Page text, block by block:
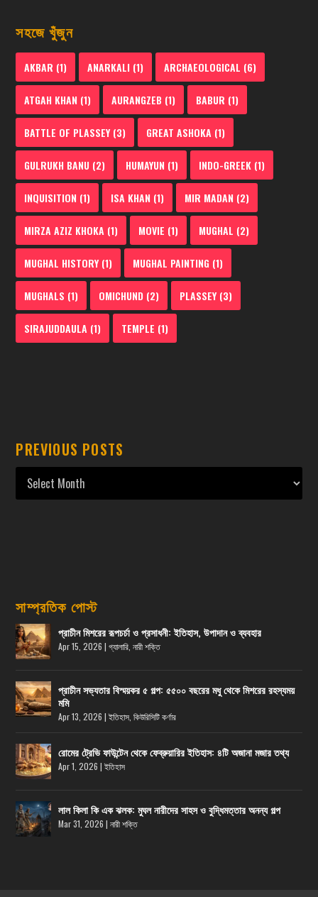
সহজে খুঁজুন
AKBAR (1) ANARKALI (1) ARCHAEOLOGICAL (6)
ATGAH KHAN (1) AURANGZEB (1) BABUR (1)
BATTLE OF PLASSEY(3) GREAT ASHOKA (1)
GULRUKH BANU (2) HUMAYUN (1) INDO-GREEK (1)
INQUISITION (1) ISA KHAN (1) MIR MADAN (2)
MIRZA AZIZ KHOKA (1) MOVIE (1) MUGHAL (2)
MUGHAL HISTORY(1) MUGHAL PAINTING (1)
MUGHALS (1) OMICHUND (2) PLASSEY(3)
SIRAJUDDAULA (1) TEMPLE (1)
PREVIOUS POSTS
সাম্প্রতিক পোস্ট
প্রাচীন মিশরের রূপচর্চা ও প্রসাধনী: ইতিহাস, উপাদান ও ব্যবহার
Apr 15, 2026 |গ্যালারি ,নারী শক্তি
প্রাচীন সভ্যতার বিস্ময়কর ৫ গল্প: ৫৫০০ বছরের মধু থেকে মিশরের রহস্যময়
মমি
Apr 13, 2026 |ইতিহাস ,কিউরিসিটি কর্ণার
রোমের ট্রেভি ফাউন্টেন থেকে ফেব্রুয়ারির ইতিহাস: ৪টি অজানা মজার তথ্য
Apr 1, 2026 |ইতিহাস
লাল কিলা কি এক ঝলক: মুঘল নারীদের সাহস ও বুদ্ধিমত্তার অনন্য গল্প
Mar 31, 2026 |নারী শক্তি